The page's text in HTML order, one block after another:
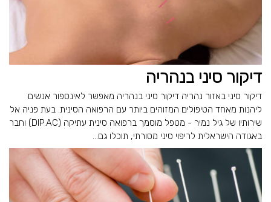
דיקור סיני בנהריה
דיקור סיני באזור נהריה דיקור סיני בנהריה מאפשר לאינספור אנשים
ליהנות מאחד הטיפולים המזוהים ביותר עם הרפואה הסינית. בעת פניה אל
שירותיו של גיל נמיר - מטפל מוסמך ברפואה סינית עתיקה (DIP.AC) וחבר
באגודה הישראלית לריפוי סיני מסורתי, תוכלו גם...